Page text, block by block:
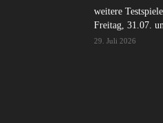
weitere
Freitag, 31.07.
29. Juli 2026